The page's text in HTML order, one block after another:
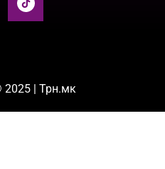
2025 | Трн.мк